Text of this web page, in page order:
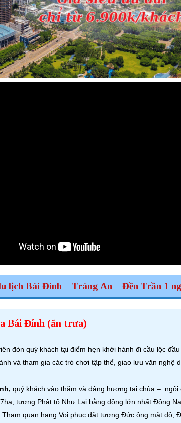
lịch Bái Đính – Tràng An – Đền Trần 1
Bái Đính (ăn trưa)
đón quý khách tại điểm hẹn khởi hành đi cầu lộc
và tham gia các trò chơi tập thể, giao lưu văn nghệ
quý khách vào thăm và dâng hương tại chùa –
tượng Phật tổ Như Lai bằng đồng lớn nhất Đông
quan hang Voi phục đặt tượng Đức ông mặt đỏ,